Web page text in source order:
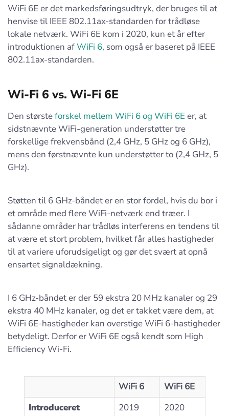
WiFi 6E er det markedsføringsudtryk, der bruges til at
henvise til IEEE 802.11ax-standarden for trådløse
lokale netværk. WiFi 6E kom i 2020, kun et år efter
introduktionen afWiFi 6, som også er baseret på IEEE
802.11ax-standarden.
Wi-Fi 6 vs. Wi-Fi 6E
Den størsteforskel mellem WiFi 6 og WiFi 6E er, at
sidstnævnte WiFi-generation understøtter tre
forskellige frekvensbånd (2,4 GHz, 5 GHz og 6 GHz),
mens den førstnævnte kun understøtter to (2,4 GHz, 5
GHz).
Støtten til 6 GHz-båndet er en stor fordel, hvis du bor i
et område med flere WiFi-netværk end træer. I
sådanne områder har trådløs interferens en tendens til
at være et stort problem, hvilket får alles hastigheder
til at variere uforudsigeligt og gør det svært at opnå
ensartet signaldækning.
I 6 GHz-båndet er der 59 ekstra 20 MHz kanaler og 29
ekstra 40 MHz kanaler, og det er takket være dem, at
WiFi 6E-hastigheder kan overstige WiFi 6-hastigheder
betydeligt. Derfor er WiFi 6E også kendt som High
Efficiency Wi-Fi.
WiFi 6
WiFi 6E
Introduceret
2019
2020